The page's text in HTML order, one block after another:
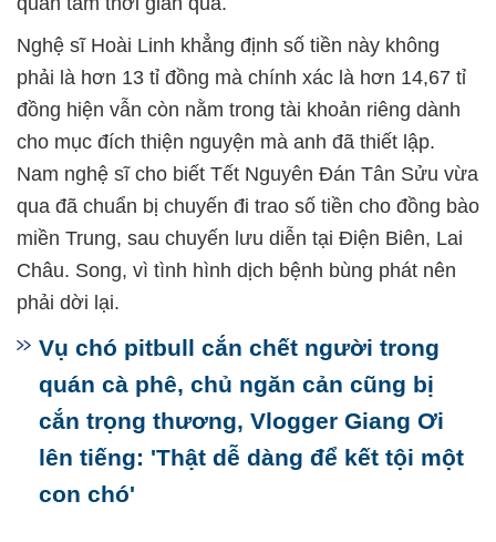
Nghệ sĩ Hoài Linh khẳng định số tiền này không
phải là hơn 13 tỉ đồng mà chính xác là hơn 14,67 tỉ
đồng hiện vẫn còn nằm trong tài khoản riêng dành
cho mục đích thiện nguyện mà anh đã thiết lập.
Nam nghệ sĩ cho biết Tết Nguyên Đán Tân Sửu vừa
qua đã chuẩn bị chuyến đi trao số tiền cho đồng bào
miền Trung, sau chuyến lưu diễn tại Điện Biên, Lai
Châu. Song, vì tình hình dịch bệnh bùng phát nên
phải dời lại.
Vụ chó pitbull cắn chết người trong
quán cà phê, chủ ngăn cản cũng bị
cắn trọng thương, Vlogger Giang Ơi
lên tiếng: 'Thật dễ dàng để kết tội một
con chó'